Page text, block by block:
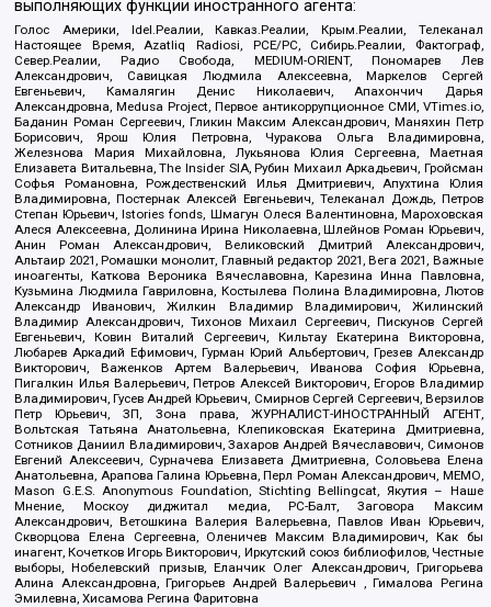
выполняющих функции иностранного агента:
Голос Америки, Idel.Реалии, Кавказ.Реалии, Крым.Реалии, Телеканал
Настоящее Время, Azatliq Radiosi, PCE/PC, Сибирь.Реалии, Фактограф,
Север.Реалии, Радио Свобода, MEDIUM-ORIENT, Пономарев Лев
Александрович, Савицкая Людмила Алексеевна, Маркелов Сергей
Евгеньевич, Камалягин Денис Николаевич, Апахончич Дарья
Александровна, Medusa Project, Первое антикоррупционное СМИ, VTimes.io,
Баданин Роман Сергеевич, Гликин Максим Александрович, Маняхин Петр
Борисович, Ярош Юлия Петровна, Чуракова Ольга Владимировна,
Железнова Мария Михайловна, Лукьянова Юлия Сергеевна, Маетная
Елизавета Витальевна, The Insider SIA, Рубин Михаил Аркадьевич, Гройсман
Софья Романовна, Рождественский Илья Дмитриевич, Апухтина Юлия
Владимировна, Постернак Алексей Евгеньевич, Телеканал Дождь, Петров
Степан Юрьевич, Istories fonds, Шмагун Олеся Валентиновна, Мароховская
Алеся Алексеевна, Долинина Ирина Николаевна, Шлейнов Роман Юрьевич,
Анин Роман Александрович, Великовский Дмитрий Александрович,
Альтаир 2021, Ромашки монолит, Главный редактор 2021, Вега 2021, Важные
иноагенты, Каткова Вероника Вячеславовна, Карезина Инна Павловна,
Кузьмина Людмила Гавриловна, Костылева Полина Владимировна, Лютов
Александр Иванович, Жилкин Владимир Владимирович, Жилинский
Владимир Александрович, Тихонов Михаил Сергеевич, Пискунов Сергей
Евгеньевич, Ковин Виталий Сергеевич, Кильтау Екатерина Викторовна,
Любарев Аркадий Ефимович, Гурман Юрий Альбертович, Грезев Александр
Викторович, Важенков Артем Валерьевич, Иванова София Юрьевна,
Пигалкин Илья Валерьевич, Петров Алексей Викторович, Егоров Владимир
Владимирович, Гусев Андрей Юрьевич, Смирнов Сергей Сергеевич, Верзилов
Петр Юрьевич, ЗП, Зона права, ЖУРНАЛИСТ-ИНОСТРАННЫЙ АГЕНТ,
Вольтская Татьяна Анатольевна, Клепиковская Екатерина Дмитриевна,
Сотников Даниил Владимирович, Захаров Андрей Вячеславович, Симонов
Евгений Алексеевич, Сурначева Елизавета Дмитриевна, Соловьева Елена
Анатольевна, Арапова Галина Юрьевна, Перл Роман Александрович, МЕМО,
Mason G.E.S. Anonymous Foundation, Stichting Bellingcat, Якутия – Наше
Мнение, Москоу диджитал медиа, РС-Балт, Заговора Максим
Александрович, Ветошкина Валерия Валерьевна, Павлов Иван Юрьевич,
Скворцова Елена Сергеевна, Оленичев Максим Владимирович, Как бы
инагент, Кочетков Игорь Викторович, Иркутский союз библиофилов, Честные
выборы, Нобелевский призыв, Еланчик Олег Александрович, Григорьева
Алина Александровна, Григорьев Андрей Валерьевич , Гималова Регина
Эмилевна, Хисамова Регина Фаритовна